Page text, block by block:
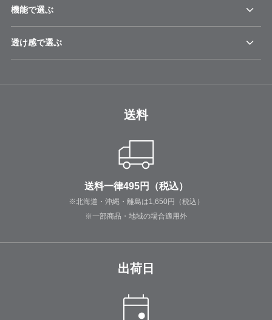
機能で選ぶ
透け感で選ぶ
送料
送料一律495円（税込）
※北海道・沖縄・離島は1,650円（税込）
※一部商品・地域の場合適用外
出荷日